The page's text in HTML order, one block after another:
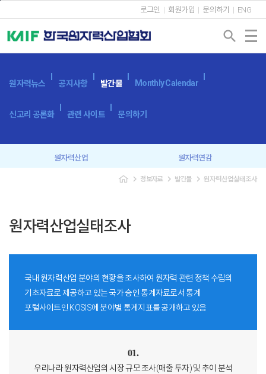
로그인 회원가입 문의하기 ENG
search
원자력뉴스 공지사항 발간물 Monthly Calendar
신고리 공론화 관련 사이트 문의하기
원자력산업 원자력연감
navigate_next 정보자료 navigate_next 발간물 navigate_next 원자력산업실태조사
원자력산업실태조사
국내 원자력산업 분야의 현황을 조사하여 원자력 관련 정책 수립의
기초자료로 제공하고 있는 국가 승인 통계자료로서 통계
포털사이트인 KOSIS에 분야별 통계지표를 공개하고 있음
01.
우리나라 원자력산업의 시장 규모 조사(매출 투자) 및 추이 분석